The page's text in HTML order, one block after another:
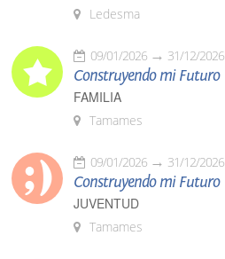
Ledesma
09/01/2026 31/12/2026
Construyendo mi Futuro
FAMILIA
Tamames
09/01/2026 31/12/2026
Construyendo mi Futuro
JUVENTUD
Tamames